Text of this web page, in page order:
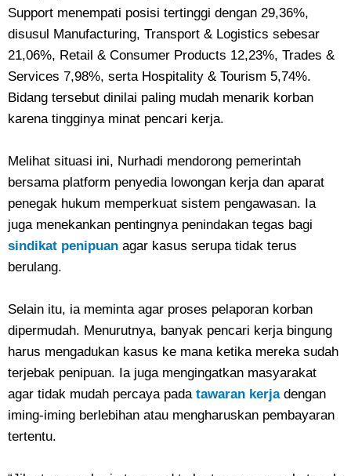
Support menempati posisi tertinggi dengan 29,36%,
disusul Manufacturing, Transport & Logistics sebesar
21,06%, Retail & Consumer Products 12,23%, Trades &
Services 7,98%, serta Hospitality & Tourism 5,74%.
Bidang tersebut dinilai paling mudah menarik korban
karena tingginya minat pencari kerja.
Melihat situasi ini, Nurhadi mendorong pemerintah
bersama platform penyedia lowongan kerja dan aparat
penegak hukum memperkuat sistem pengawasan. Ia
juga menekankan pentingnya penindakan tegas bagi
sindikat penipuan agar kasus serupa tidak terus
berulang.
Selain itu, ia meminta agar proses pelaporan korban
dipermudah. Menurutnya, banyak pencari kerja bingung
harus mengadukan kasus ke mana ketika mereka sudah
terjebak penipuan. Ia juga mengingatkan masyarakat
agar tidak mudah percaya pada tawaran kerjadengan
iming-iming berlebihan atau mengharuskan pembayaran
tertentu.